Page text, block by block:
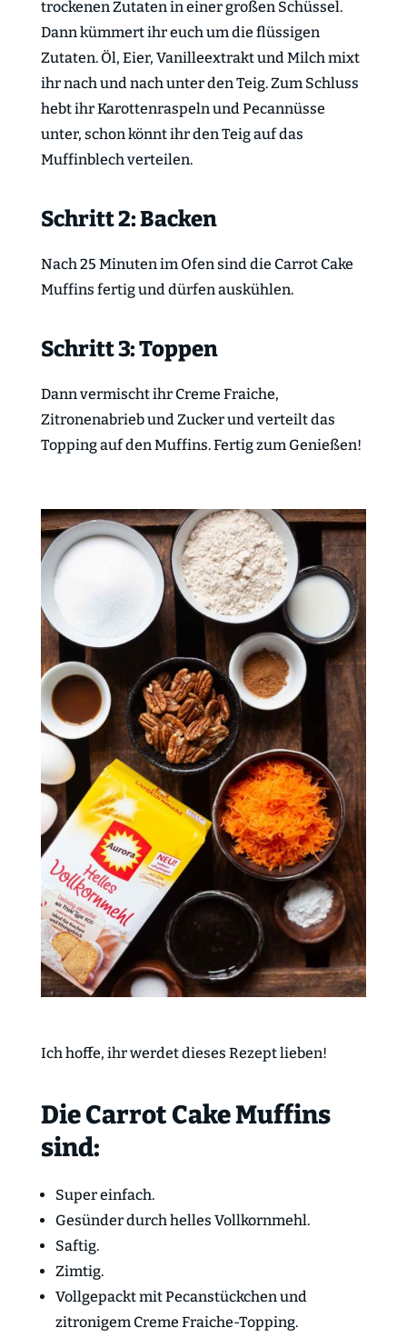
trockenen Zutaten in einer großen Schüssel.
Dann kümmert ihr euch um die flüssigen
Zutaten. Öl, Eier, Vanilleextrakt und Milch mixt
ihr nach und nach unter den Teig. Zum Schluss
hebt ihr Karottenraspeln und Pecannüsse
unter, schon könnt ihr den Teig auf das
Muffinblech verteilen.
Schritt 2: Backen
Nach 25 Minuten im Ofen sind die Carrot Cake
Muffins fertig und dürfen auskühlen.
Schritt 3: Toppen
Dann vermischt ihr Creme Fraiche,
Zitronenabrieb und Zucker und verteilt das
Topping auf den Muffins. Fertig zum Genießen!
Ich hoffe, ihr werdet dieses Rezept lieben!
Die Carrot Cake Muffins
sind:
Super einfach.
Gesünder durch helles Vollkornmehl.
Saftig.
Zimtig.
Vollgepackt mit Pecanstückchen und
zitronigem Creme Fraiche-Topping.